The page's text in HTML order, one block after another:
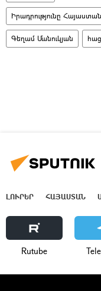
Գեղամ Մանուկյան
ԼՈՒՐԵՐ ՀԱՅԱՍՏԱՆ
Rutube